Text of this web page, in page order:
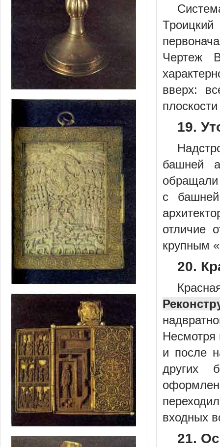
Чертеж
вверх:
19.
башней
обращали
с
отличие
крупным
20.
Несмотря
и после
других
входных
21.